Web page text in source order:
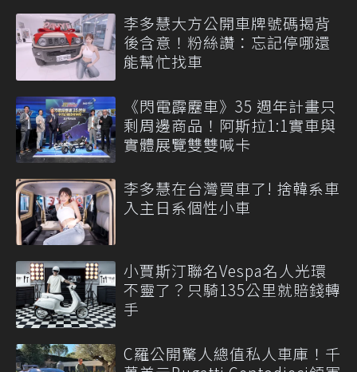
李多慧大方公開車牌號碼揭背
後含意！粉絲讚：忘記停哪還
能幫忙找車
《閃電霹靂車》35 週年計畫只
剩周邊商品！阿斯拉1:1實車與
實體展覽雙雙喊卡
李多慧在台灣買車了! 捨韓系車
入主日系個性小車
小賈斯汀聯名Vespa名人光環
不靈了？只騎135公里就賠錢轉
手
C羅公開驚人總值私人車庫！千